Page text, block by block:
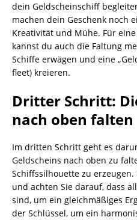
dein Geldscheinschiff
machen dein Geschenk noch
Kreativität und Mühe. Für
kannst du auch die Faltung
Schiffe erwägen und eine
fleet) kreieren.
Dritter Schritt:
nach oben falten
Im dritten Schritt geht es
Geldscheins nach oben zu
Schiffssilhouette zu
und achten Sie darauf, dass
sind, um ein gleichmäßiges
der Schlüssel, um ein